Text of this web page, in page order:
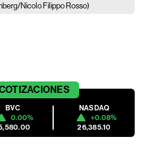
Nicolo Filippo Rosso)
BVC
0.00%
NASDAQ
+0.08%
26,385.10